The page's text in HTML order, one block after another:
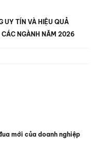
UY TÍN VÀ HIỆU QUẢ
NGÀNH NĂM 2026
mới của doanh nghiệp